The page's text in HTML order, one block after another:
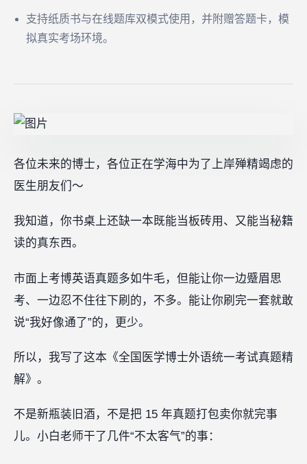
支持纸质书与在线题库双模式使用，并附赠答题卡，模
拟真实考场环境。
各位未来的博士，各位正在学海中为了上岸殚精竭虑的
医生朋友们～
我知道，你书桌上还缺一本既能当板砖用、又能当秘籍
读的真东西。
市面上考博英语真题多如牛毛，但能让你一边蹙眉思
考、一边忍不住往下刷的，不多。能让你刷完一套就敢
说“我好像通了”的，更少。
所以，我写了这本《全国医学博士外语统一考试真题精
解》。
不是新瓶装旧酒，不是把 15 年真题打包卖你就完事
儿。小白老师干了几件“不太客气”的事：